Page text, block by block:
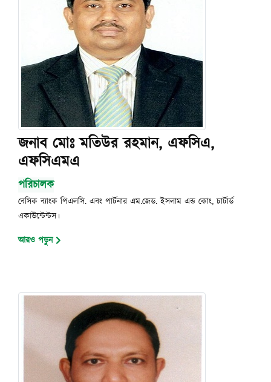
জনাব মোঃ মতিউর রহমান, এফসিএ,
এফসিএমএ
পরিচালক
বেসিক ব্যাংক পিএলসি. এবং পার্টনার এম.জেড. ইসলাম এন্ড কোং, চার্টার্ড
একাউন্টেন্টস।
আরও পড়ুন